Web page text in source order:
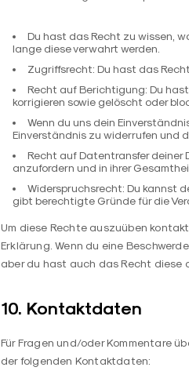
Du hast das Recht zu wissen,
lange diese verwahrt werden.
Zugriffsrecht: Du hast das
Recht auf Berichtigung: Du
korrigieren sowie gelöscht oder
Wenn du uns dein
Einverständnis zu widerrufen und
Recht auf Datentransfer deiner
anzufordern und in ihrer
Widerspruchsrecht: Du kannst
gibt berechtigte Gründe für die
Um diese Rechte auszuüben
Erklärung. Wenn du eine
aber du hast auch das Recht diese
10. Kontaktdaten
Für Fragen und/oder Kommentare
der folgenden Kontaktdaten: